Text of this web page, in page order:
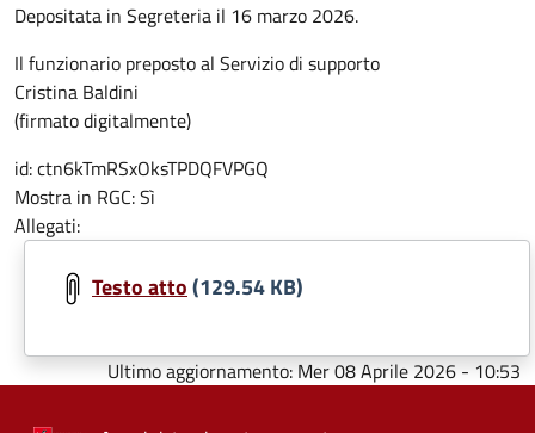
Depositata in Segreteria il 16 marzo 2026.
Il funzionario preposto al Servizio di supporto
Cristina Baldini
(firmato digitalmente)
id:ctn6kTmRSxOksTPDQFVPGQ
Mostra in RGC:Sì
Allegati:
Testo atto(129.54 KB)
Ultimo aggiornamento:Mer 08 Aprile 2026 - 10:53